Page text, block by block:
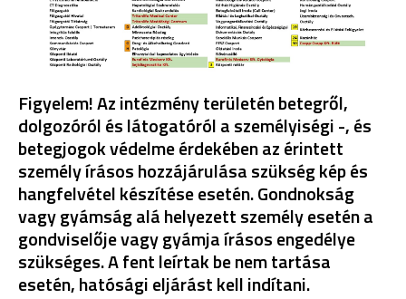
Figyelem!Az intézmény területén betegről,
dolgozóról és látogatóról a személyiségi -, és
betegjogok védelme érdekében az érintett
személy írásos hozzájárulása szükség kép és
hangfelvétel készítése esetén. Gondnokság
vagy gyámság alá helyezett személy esetén a
gondviselője vagy gyámja írásos engedélye
szükséges. A fent leírtak be nem tartása
esetén, hatósági eljárást kell indítani.